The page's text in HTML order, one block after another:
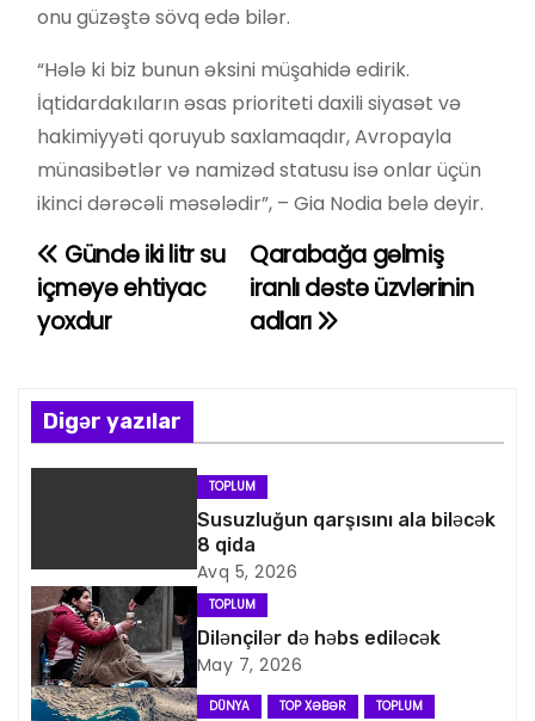
onu güzəştə sövq edə bilər.
“Hələ ki biz bunun əksini müşahidə edirik.
İqtidardakıların əsas prioriteti daxili siyasət və
hakimiyyəti qoruyub saxlamaqdır, Avropayla
münasibətlər və namizəd statusu isə onlar üçün
ikinci dərəcəli məsələdir”, – Gia Nodia belə deyir.
Y
a
ı
n
v
i
q
Qarabağa gəlmiş
iranlı dəstə üzvlərinin
adları
Gündə iki litr su
içməyə ehtiyac
yoxdur
Digər yazılar
TOPLUM
Susuzluğun qarşısını ala biləcək
8 qida
Avq 5, 2026
TOPLUM
Dilənçilər də həbs ediləcək
May 7, 2026
DÜNYA TOP XƏBƏR TOPLUM